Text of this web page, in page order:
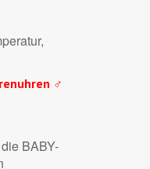
♂
BABY-